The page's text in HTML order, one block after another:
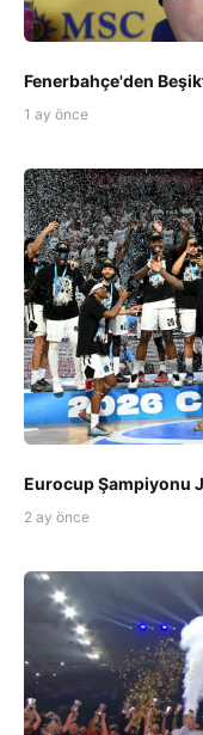
Fenerbahçe'den
1 ay önce
Eurocup Şampiyonu
2 ay önce